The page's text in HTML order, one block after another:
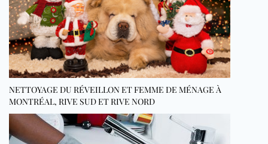
NETTOYAGE DU RÉVEILLON ET FEMME DE MÉNAGE À
MONTRÉAL, RIVE SUD ET RIVE NORD